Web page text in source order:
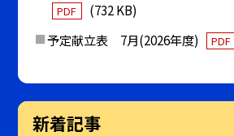
PDF
(732 KB)
予定献立表 7月(2026年度)
PDF
新着記事